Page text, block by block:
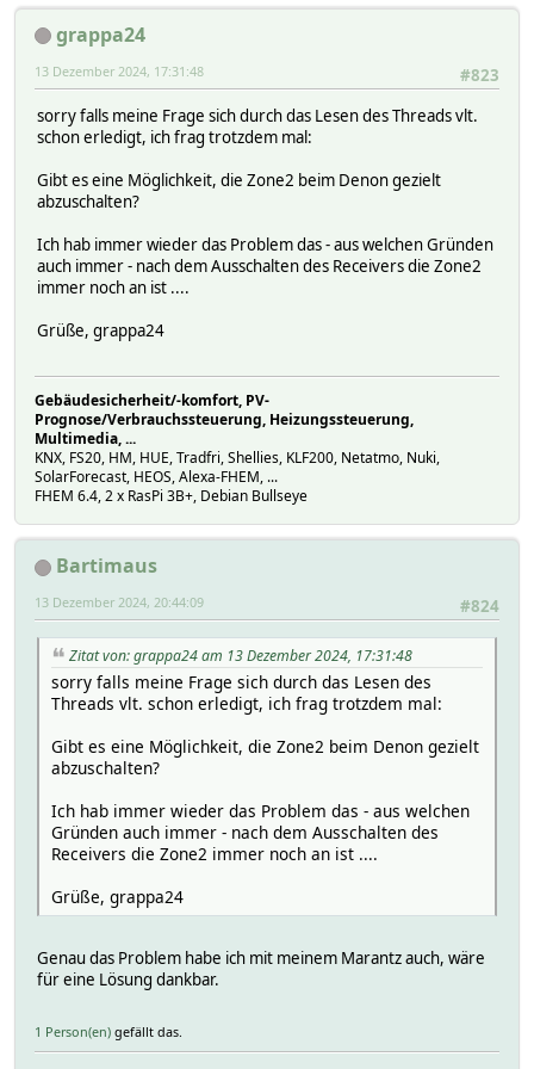
isPause 0
nextConnectionCheck 1732298705.18128
Attributes:
brand Denon
connectionCheck 60
devStateIcon on:rc_GREEN:main_off
room Wohnzimmer
stateFormat Status:state Power:power
suppressReading HASH.*
webCmd volume:mute:input:sound:favorite:preset
grappa24
#823
13 Dezember 2024, 17:31:48
sorry falls meine Frage sich durch das Lesen des Threads vlt.
schon erledigt, ich frag trotzdem mal:
Gibt es eine Möglichkeit, die Zone2 beim Denon gezielt
abzuschalten?
Ich hab immer wieder das Problem das - aus welchen Gründen
auch immer - nach dem Ausschalten des Receivers die Zone2
immer noch an ist ....
Grüße, grappa24
Gebäudesicherheit/-komfort, PV-
Prognose/Verbrauchssteuerung, Heizungssteuerung,
Multimedia, ...
KNX, FS20, HM, HUE, Tradfri, Shellies, KLF200, Netatmo, Nuki,
SolarForecast, HEOS, Alexa-FHEM, ...
FHEM 6.4, 2 x RasPi 3B+, Debian Bullseye
Bartimaus
#824
13 Dezember 2024, 20:44:09
Zitat von: grappa24 am 13 Dezember 2024, 17:31:48
sorry falls meine Frage sich durch das Lesen des
Threads vlt. schon erledigt, ich frag trotzdem mal:
Gibt es eine Möglichkeit, die Zone2 beim Denon gezielt
abzuschalten?
Ich hab immer wieder das Problem das - aus welchen
Gründen auch immer - nach dem Ausschalten des
Receivers die Zone2 immer noch an ist ....
Grüße, grappa24
Genau das Problem habe ich mit meinem Marantz auch, wäre
für eine Lösung dankbar.
1 Person(en) gefällt das.